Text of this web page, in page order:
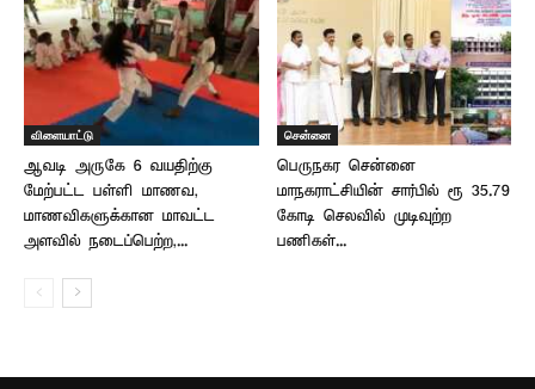
விளையாட்டு
ஆவடி அருகே 6 வயதிற்கு
மேற்பட்ட பள்ளி மாணவ,
மாணவிகளுக்கான மாவட்ட
அளவில் நடைப்பெற்ற,...
சென்னை
பெருநகர சென்னை
மாநகராட்சியின் சார்பில் ரூ 35.79
கோடி செலவில் முடிவுற்ற
பணிகள்...